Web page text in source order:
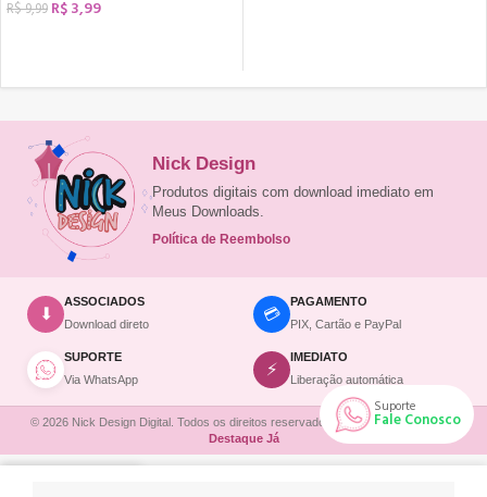
R$9,99 R$3,99
Suporte
Fale Conosco
Nick Design
Produtos digitais com download imediato em
Meus Downloads.
Política de Reembolso
⬇
ASSOCIADOS
Download direto
💳
PAGAMENTO
PIX, Cartão e PayPal
SUPORTE
Via WhatsApp
⚡
IMEDIATO
Liberação automática
© 2026 Nick Design Digital. Todos os direitos reservados. | Site desenvolvido por
Destaque Já